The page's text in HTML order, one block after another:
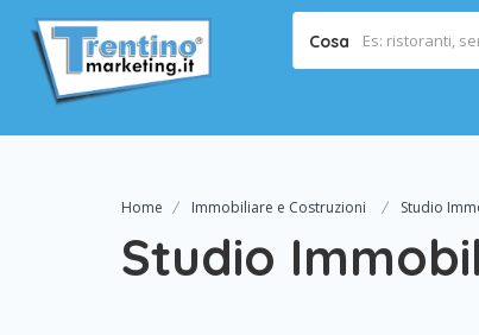
Cosa
Home Immobiliare e Costruzioni Studio
Studio